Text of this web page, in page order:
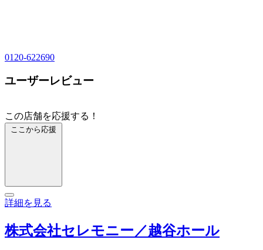
0120-622690
ユーザーレビュー
この店舗を応援する！
ここから応援
詳細を見る
株式会社セレモニー／越谷ホール